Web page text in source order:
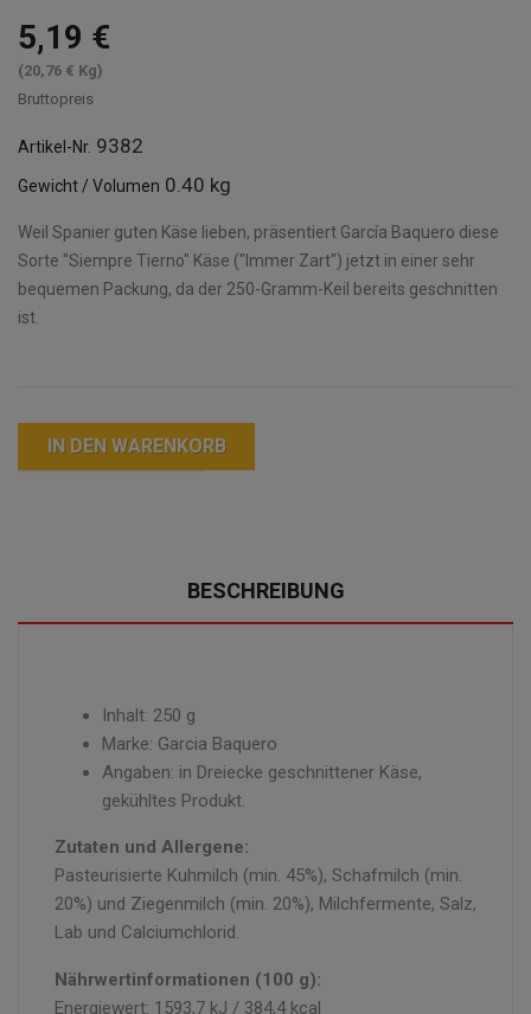
5,19 €
(20,76 € Kg)
Bruttopreis
Artikel-Nr. 9382
Gewicht / Volumen 0.40 kg
Weil Spanier guten Käse lieben, präsentiert García Baquero diese
Sorte "Siempre Tierno" Käse ("Immer Zart") jetzt in einer sehr
bequemen Packung, da der 250-Gramm-Keil bereits geschnitten
ist.
IN DEN WARENKORB
BESCHREIBUNG
Inhalt: 250 g
Marke: Garcia Baquero
Angaben: in Dreiecke geschnittener Käse,
gekühltes Produkt.
Zutaten und Allergene:
Pasteurisierte Kuhmilch (min. 45%), Schafmilch (min.
20%) und Ziegenmilch (min. 20%), Milchfermente, Salz,
Lab und Calciumchlorid.
Nährwertinformationen (100 g):
Energiewert: 1593,7 kJ / 384,4 kcal